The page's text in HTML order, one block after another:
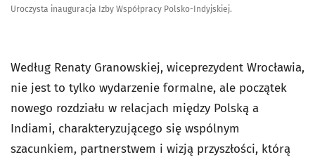
Uroczysta inauguracja Izby Współpracy Polsko-Indyjskiej.
Według Renaty Granowskiej, wiceprezydent Wrocławia,
nie jest to tylko wydarzenie formalne, ale początek
nowego rozdziału w relacjach między Polską a
Indiami, charakteryzującego się wspólnym
szacunkiem, partnerstwem i wizją przyszłości, którą